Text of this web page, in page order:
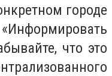
городе
что это